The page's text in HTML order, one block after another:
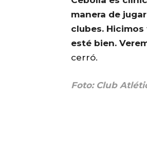
manera de
clubes.
esté bien.
cerró.
Foto: Club